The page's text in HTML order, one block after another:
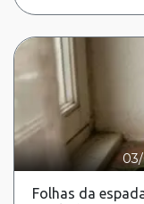
Folhas da